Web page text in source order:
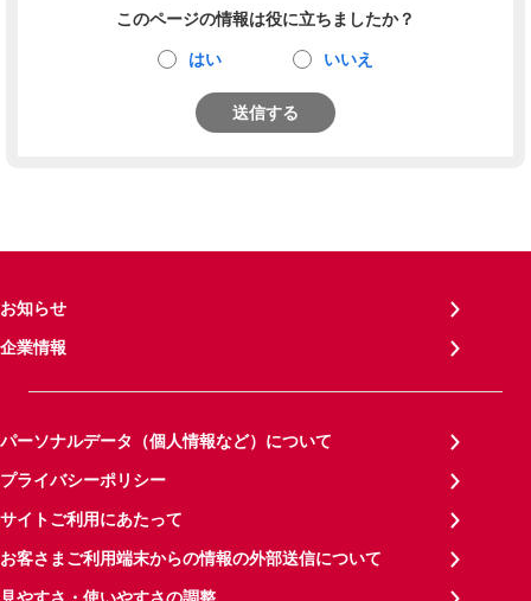
このページの情報は役に立ちましたか？
はい いいえ
送信する
お知らせ
企業情報
パーソナルデータ（個人情報など）について
プライバシーポリシー
サイトご利用にあたって
お客さまご利用端末からの情報の外部送信について